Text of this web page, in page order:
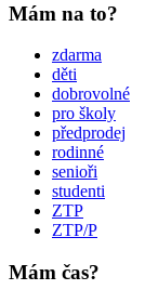
Mám na to?
zdarma
děti
dobrovolné
pro školy
předprodej
rodinné
senioři
studenti
ZTP
ZTP/P
Mám čas?